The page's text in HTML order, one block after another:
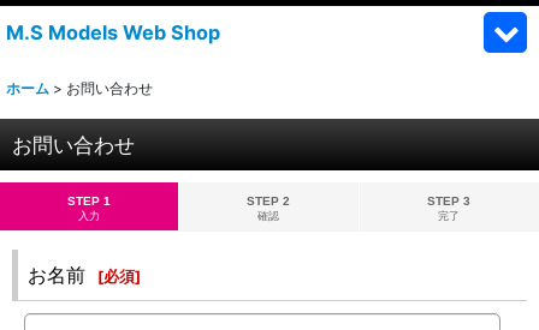
M.S Models Web Shop
ホーム > お問い合わせ
お問い合わせ
STEP 1
入力
STEP 2
確認
STEP 3
完了
お名前 [必須]